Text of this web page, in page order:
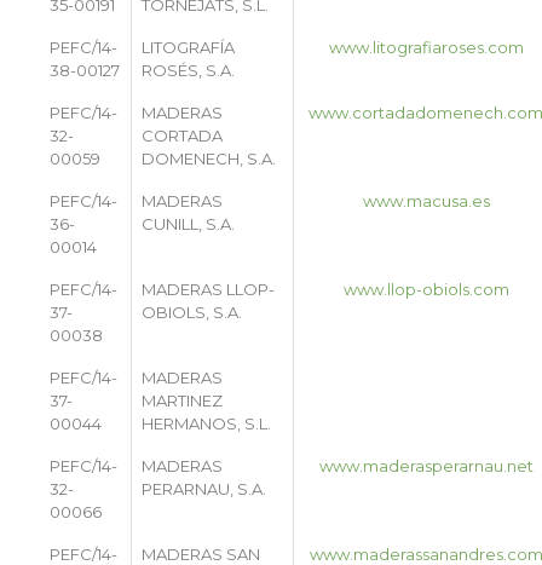
35-00191
TORNEJATS, S.L.
PEFC/14-
38-00127
LITOGRAFÍA
ROSÉS, S.A.
www.litografiaroses.com
PEFC/14-
32-
00059
MADERAS
CORTADA
DOMENECH, S.A.
www.cortadadomenech.com
PEFC/14-
36-
00014
MADERAS
CUNILL, S.A.
www.macusa.es
PEFC/14-
37-
00038
MADERAS LLOP-
OBIOLS, S.A.
www.llop-obiols.com
PEFC/14-
37-
00044
MADERAS
MARTINEZ
HERMANOS, S.L.
PEFC/14-
32-
00066
MADERAS
PERARNAU, S.A.
www.maderasperarnau.net
PEFC/14-
MADERAS SAN
www.maderassanandres.com